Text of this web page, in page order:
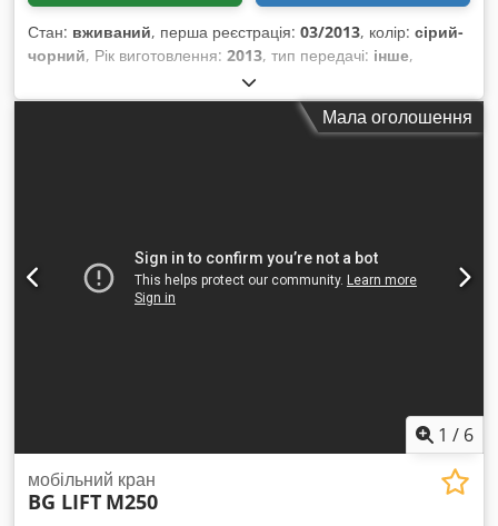
Стан: вживаний, перша реєстрація: 03/2013, колір: сірий-
чорний, Рік виготовлення: 2013, тип передачі: інше,
Мала оголошення
1 / 6
мобільний кран
BG LIFT M250